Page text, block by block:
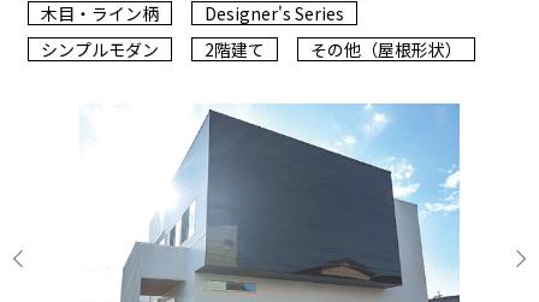
木目・ライン柄
Designer's Series
シンプルモダン
2階建て その他（屋根形状）